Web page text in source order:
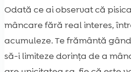
Odată ce ai observat că
mâncare fără real interes,
acumuleze. Te frământă
să-i limiteze dorința de a